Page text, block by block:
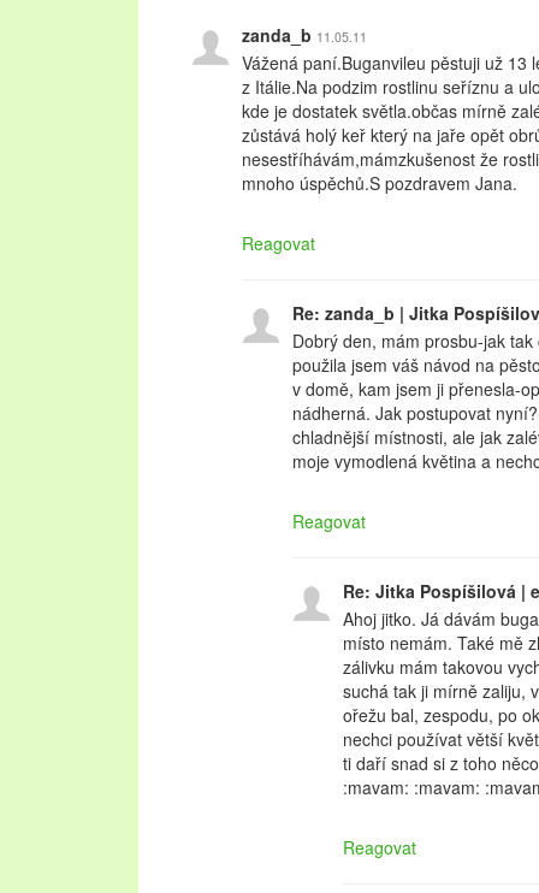
zanda_b 11.05.11
Vážená paní.Buganvileu pěstuji už 13
z Itálie.Na podzim rostlinu seříznu a
kde je dostatek světla.občas mírně
zůstává holý keř který na jaře opět
nesestříhávám,mám­zkušenost že
mnoho úspěchů.S poz­dravem Jana.
Reagovat
Re: zanda_b | Jitka
Dobrý den, mám prosbu-jak
použila jsem váš návod na
v domě, kam jsem ji přenesla-
nádherná. Jak postupovat
chladnější místnosti, ale jak
moje vymodlená květina a
Reagovat
Re: Jitka Pospíšilová |
Ahoj jitko. Já dávám
místo nemám. Také mě
zálivku mám takovou
suchá tak ji mírně zaliju,
ořežu bal, zespodu, po
nechci používat větší
ti daří snad si z toho
:mavam: :mavam:
Reagovat